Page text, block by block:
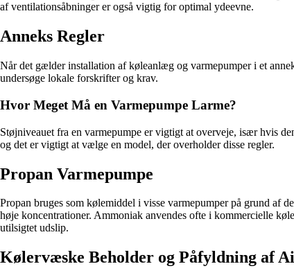
af ventilationsåbninger er også vigtig for optimal ydeevne.
Anneks Regler
Når det gælder installation af køleanlæg og varmepumper i et
undersøge lokale forskrifter og krav.
Hvor Meget Må en Varmepumpe Larme?
Støjniveauet fra en varmepumpe er vigtigt at overveje, især hvis
og det er vigtigt at vælge en model, der overholder disse regler.
Propan Varmepumpe
Propan bruges som kølemiddel i visse varmepumper på grund af
høje koncentrationer. Ammoniak anvendes ofte i kommercielle
utilsigtet udslip.
Kølervæske Beholder og Påfyldning af